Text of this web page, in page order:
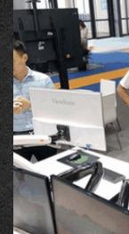
及流行趋势的高端
度更让人侧目，这才